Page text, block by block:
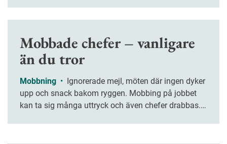
Mobbade chefer – vanligare
än du tror
Mobbning •
upp och snack bakom ryggen. Mobbing på jobbet
kan ta sig många uttryck och även chefer drabbas.